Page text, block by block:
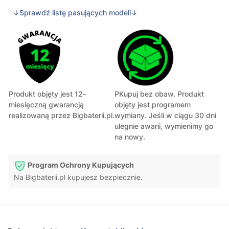
↓Sprawdź listę pasujących modeli↓
Produkt objęty jest 12-
miesięczną gwarancją
realizowaną przez Bigbaterii.pl.
PKupuj bez obaw. Produkt
objęty jest programem
wymiany. Jeśli w ciągu 30 dni
ulegnie awarii, wymienimy go
na nowy.
Program Ochrony Kupujących
Na Bigbaterii.pl kupujesz bezpiecznie.